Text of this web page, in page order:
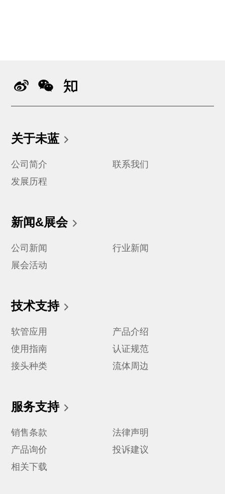
关于未蓝
公司简介
联系我们
发展历程
新闻&展会
公司新闻
行业新闻
展会活动
技术支持
软管应用
产品介绍
使用指南
认证规范
接头种类
流体周边
服务支持
销售条款
法律声明
产品询价
投诉建议
相关下载